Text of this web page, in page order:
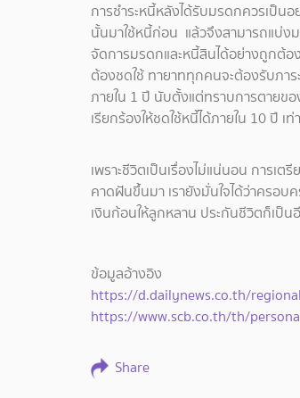
การชำระหนี้หลังได้รับมรดกควรเป็
นั้นมาใช้หนี้ก่อน แล้วจึงสามารถแบ่งม
จัดการมรดกและหนี้สินได้อย่างถูกต้อ
ต้องชดใช้ ทายาททุกคนจะต้องรับภาร
ภายใน 1 ปี นับตั้งแต่ทราบการตายข
เรียกร้องให้ชดใช้หนี้ได้ภายใน 10 ปี
เพราะชีวิตเป็นเรื่องไม่แน่นอน การเต
คาดฝันขึ้นมา เรายังมั่นใจได้ว่าครอบ
เงินก้อนให้ลูกหลาน ประกันชีวิตก็เป็
ข้อมูลอ้างอิง
https://d.dailynews.co.th/
https://www.scb.co.th/th/
Share